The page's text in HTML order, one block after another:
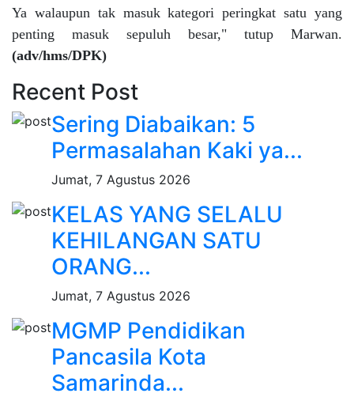
Ya walaupun tak masuk kategori peringkat satu yang
penting masuk sepuluh besar," tutup Marwan.
(adv/hms/DPK)
Recent Post
Sering Diabaikan: 5
Permasalahan Kaki ya...
Jumat, 7 Agustus 2026
KELAS YANG SELALU
KEHILANGAN SATU
ORANG...
Jumat, 7 Agustus 2026
MGMP Pendidikan
Pancasila Kota
Samarinda...